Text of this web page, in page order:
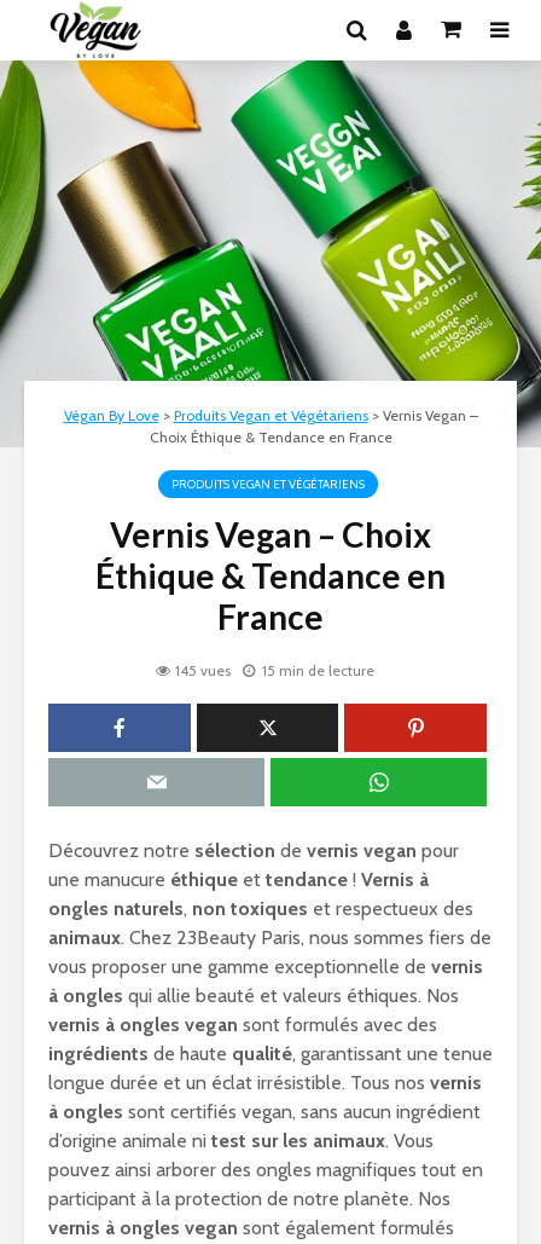
Végan By Love> Produits Vegan et Végétariens> Vernis Vegan –
Choix Éthique & Tendance en France
PRODUITS VEGAN ET VÉGÉTARIENS
Vernis Vegan – Choix
Éthique & Tendance en
France
145 vues 15 min de lecture
Découvrez notre sélection de vernis vegan pour
une manucure éthique et tendance ! Vernis à
ongles naturels, non toxiques et respectueux des
animaux. Chez 23Beauty Paris, nous sommes fiers de
vous proposer une gamme exceptionnelle de vernis
à ongles qui allie beauté et valeurs éthiques. Nos
vernis à ongles vegan sont formulés avec des
ingrédients de haute qualité, garantissant une tenue
longue durée et un éclat irrésistible. Tous nos vernis
à ongles sont certifiés vegan, sans aucun ingrédient
d’origine animale ni test sur les animaux. Vous
pouvez ainsi arborer des ongles magnifiques tout en
participant à la protection de notre planète. Nos
vernis à ongles vegan sont également formulés